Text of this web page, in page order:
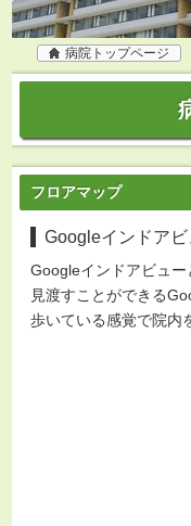
病院トップページ
フロアマップ
Googleインドアビ
Googleインドアビュ
見渡すことができる
歩いている感覚で院内